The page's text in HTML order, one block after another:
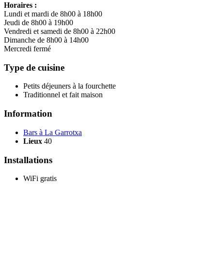
Horaires :
Lundi et mardi de 8h00 à 18h00
Jeudi de 8h00 à 19h00
Vendredi et samedi de 8h00 à 22h00
Dimanche de 8h00 à 14h00
Mercredi fermé
Type de cuisine
Petits déjeuners à la fourchette
Traditionnel et fait maison
Information
Bars à La Garrotxa
Lieux 40
Installations
WiFi gratis